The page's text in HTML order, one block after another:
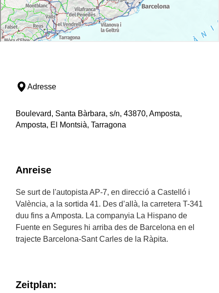
Adresse
Boulevard, Santa Bàrbara, s/n, 43870, Amposta,
Amposta, El Montsià, Tarragona
Anreise
Se surt de l'autopista AP-7, en direcció a Castelló i
València, a la sortida 41. Des d’allà, la carretera T-341
duu fins a Amposta. La companyia La Hispano de
Fuente en Segures hi arriba des de Barcelona en el
trajecte Barcelona-Sant Carles de la Ràpita.
Zeitplan: